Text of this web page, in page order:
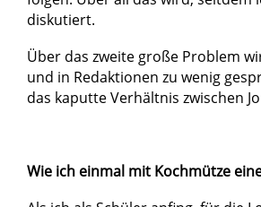
diskutiert.
Über das zweite große Problem
und in Redaktionen zu wenig
das kaputte Verhältnis zwischen
Wie ich einmal mit Kochmütze